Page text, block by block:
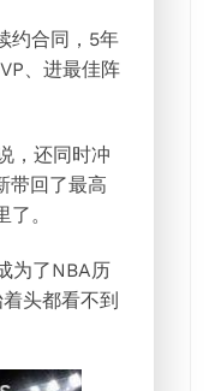
约合同，5年
、进最佳阵
，还同时冲
带回了最高
。
为了NBA历
头都看不到